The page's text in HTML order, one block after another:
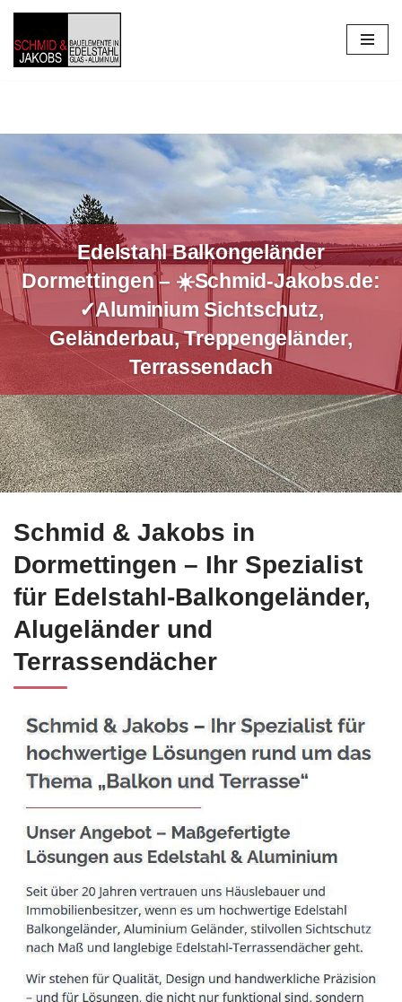
Zum
Inhalt
Edelstahl Balkongeländer
Dormettingen – ☀️Schmid-Jakobs.de:
✓Aluminium Sichtschutz,
Geländerbau, Treppengeländer,
Terrassendach
Edelstahl Balkongeländer für Dormettingen – entdecken bei
Schmid & Jakobs in
Dormettingen – Ihr Spezialist
für Edelstahl-Balkongeländer,
Alugeländer und
Terrassendächer